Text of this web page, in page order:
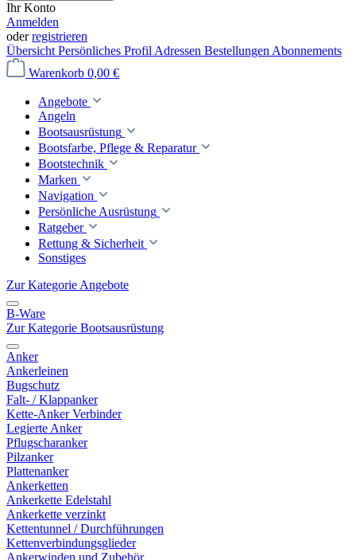
Ihr Konto
Anmelden
oderregistrieren
Übersicht Persönliches Profil Adressen Bestellungen Abonnements
Warenkorb 0,00 €
Angebote
Angeln
Bootsausrüstung
Bootsfarbe, Pflege & Reparatur
Bootstechnik
Marken
Navigation
Persönliche Ausrüstung
Ratgeber
Rettung & Sicherheit
Sonstiges
Zur Kategorie Angebote
B-Ware
Zur Kategorie Bootsausrüstung
Anker
Ankerleinen
Bugschutz
Falt- / Klappanker
Kette-Anker Verbinder
Legierte Anker
Pflugscharanker
Pilzanker
Plattenanker
Ankerketten
Ankerkette Edelstahl
Ankerkette verzinkt
Kettentunnel / Durchführungen
Kettenverbindungsglieder
Ankerwinden und Zubehör